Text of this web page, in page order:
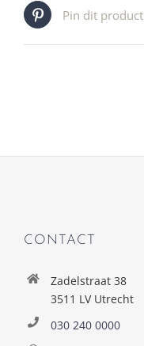
Pin dit product
CONTACT
Zadelstraat 38
3511 LV Utrecht
030 240 0000